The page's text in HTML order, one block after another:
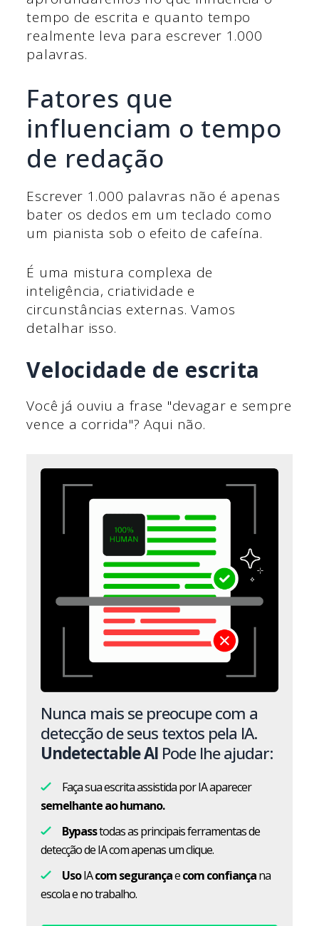
tempo de escrita e quanto tempo
realmente leva para escrever 1.000
palavras.
Fatores que
influenciam o tempo
de redação
Escrever 1.000 palavras não é apenas
bater os dedos em um teclado como
um pianista sob o efeito de cafeína.
É uma mistura complexa de
inteligência, criatividade e
circunstâncias externas. Vamos
detalhar isso.
Velocidade de escrita
Você já ouviu a frase "devagar e sempre
vence a corrida"? Aqui não.
Nunca mais se preocupe com a
detecção de seus textos pela IA.
Undetectable AI Pode lhe ajudar:
Faça sua escrita assistida por IA aparecer
semelhante ao humano.
Bypasstodas as principais ferramentas de
detecção de IA com apenas um clique.
UsoIAcom segurançaecom confiançana
escola e no trabalho.